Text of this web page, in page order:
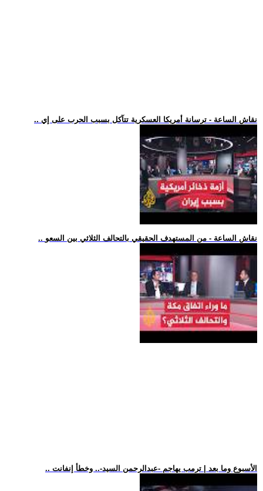
.. نقاش الساعة - ترسانة أمريكا العسكرية تتآكل بسبب الحرب على إي
.. نقاش الساعة - من المستهدف الحقيقي بالتحالف الثلاثي بين السعو
.. الأسبوع وما بعد | ترمب يهاجم -عبدالرحمن السيد-.. وخطأ إنفانت